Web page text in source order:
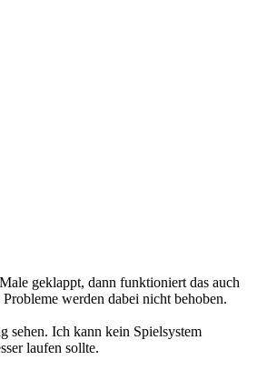
geklappt, dann funktioniert das auch
werden dabei nicht behoben.
sehen. Ich kann kein Spielsystem
laufen sollte.